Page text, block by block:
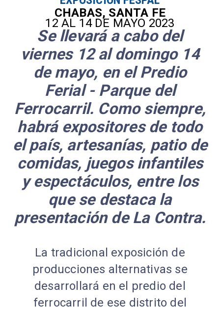
CHABAS, SANTA FE
12 AL 14 DE MAYO 2023
Se llevará a cabo del
viernes 12 al domingo 14
de mayo, en el Predio
Ferial - Parque del
Ferrocarril. Como siempre,
habrá expositores de todo
el país, artesanías, patio de
comidas, juegos infantiles
y espectáculos, entre los
que se destaca la
presentación de La Contra.
La tradicional exposición de
producciones alternativas se
desarrollará en el predio del
ferrocarril de ese distrito del